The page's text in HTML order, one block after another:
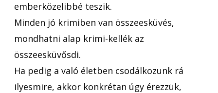
emberközelibbé teszik.
Minden jó krimiben van összeesküvés,
mondhatni alap krimi-kellék az
összeesküvősdi.
Ha pedig a való életben csodálkozunk rá
ilyesmire, akkor konkrétan úgy érezzük,